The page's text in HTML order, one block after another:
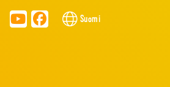
Suomi